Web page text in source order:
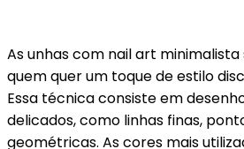
As unhas com nail art
quem quer um toque de estilo
Essa técnica consiste em
delicados, como linhas finas,
geométricas. As cores mais